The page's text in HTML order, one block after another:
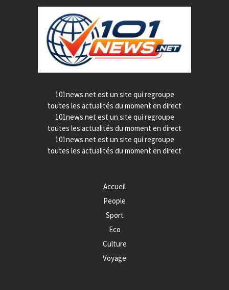
101news.net est un site qui regroupe
toutes les actualités du moment en direct
101news.net est un site qui regroupe
toutes les actualités du moment en direct
101news.net est un site qui regroupe
toutes les actualités du moment en direct
Accueil
People
Sport
Eco
Culture
Voyage